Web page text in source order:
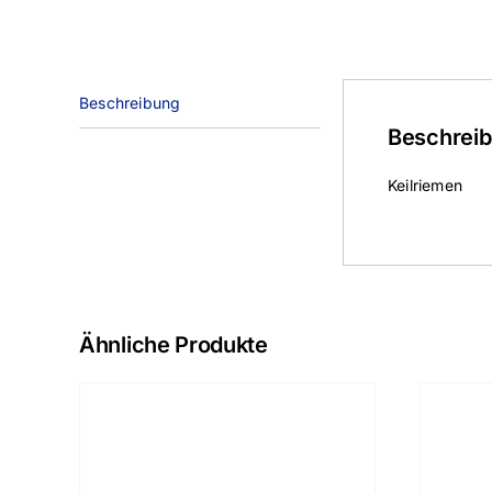
Beschreibung
Keilriemen
Ähnliche Produkte